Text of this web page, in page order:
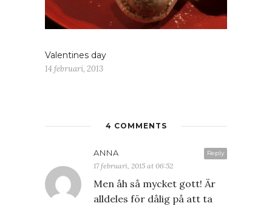
Valentines day
14 februari, 2013
4 COMMENTS
Reply
ANNA
17 februari, 2015 at 06:52
Men åh så mycket gott! Är
alldeles för dålig på att ta